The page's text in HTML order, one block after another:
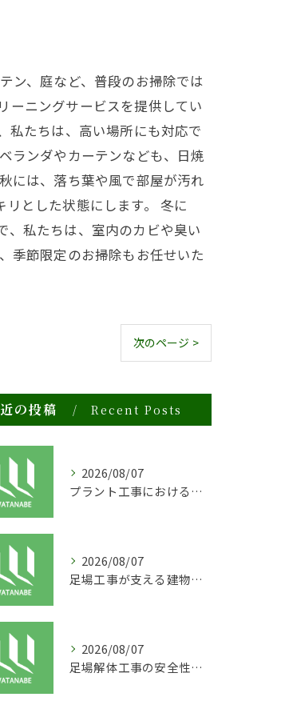
ン、庭など、普段のお掃除では
ーニングサービスを提供してい
私たちは、高い場所にも対応で
ランダやカーテンなども、日焼
には、落ち葉や風で部屋が汚れ
とした状態にします。 冬に
、私たちは、室内のカビや臭い
季節限定のお掃除もお任せいた
次のページ >
の投稿 Recent Posts
2026/08/07
プラント工事における足場工事の安全対策と施工の重要性
2026/08/07
足場工事が支える建物の長寿命化と外装塗装の重要性
2026/08/07
足場解体工事の安全性と効率化のポイント